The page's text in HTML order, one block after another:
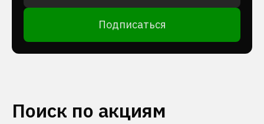
Подписаться
Поиск по акциям